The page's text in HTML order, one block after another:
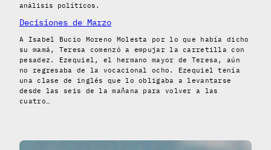
análisis políticos.
Decisiones de Marzo
A Isabel Bucio Moreno Molesta por lo que había dicho
su mamá, Teresa comenzó a empujar la carretilla con
pesadez. Ezequiel, el hermano mayor de Teresa, aún
no regresaba de la vocacional ocho. Ezequiel tenía
una clase de inglés que lo obligaba a levantarse
desde las seis de la mañana para volver a las
cuatro…